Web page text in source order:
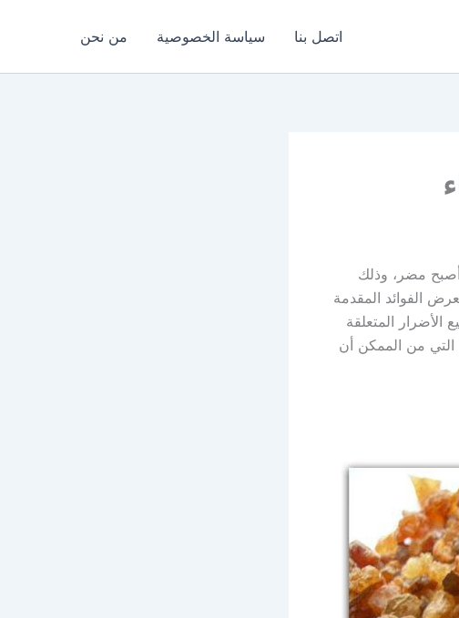
اتصل بنا سياسة الخصوصية من نحن
مضر، وذلك
الفوائد المقدمة
المتعلقة
التي من الممكن أن